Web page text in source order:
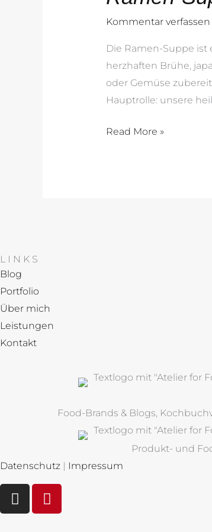
Kommentar verfassen
Die Ramen-Suppe ist
herzhaften Brühe,
oder Gemüse
Hauptrolle: unsere
in
deiner
Schüssel
Read More »
LINKS
Blog
Portfolio
Über mich
Leistungen
Kontakt
Food-Brands & Blogs,
Produkt- und
Datenschutz | Impressum
I
n
P
i